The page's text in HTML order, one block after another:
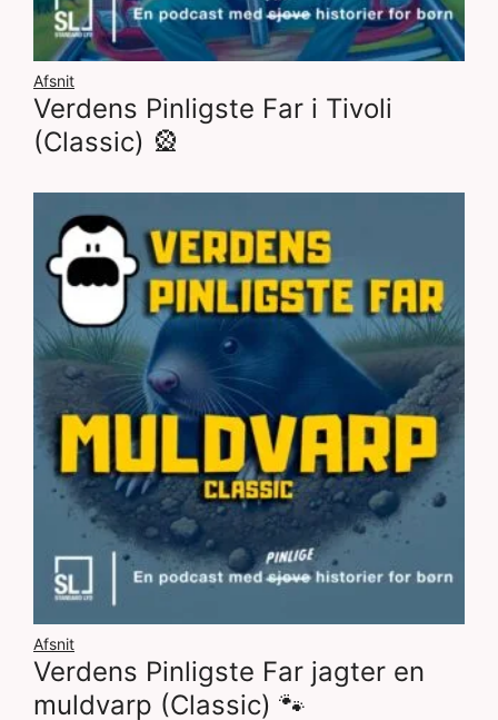
Afsnit
Verdens Pinligste Far i Tivoli
(Classic) 🎡
Afsnit
Verdens Pinligste Far jagter en
muldvarp (Classic) 🐾